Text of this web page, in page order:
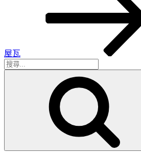
屋瓦
搜